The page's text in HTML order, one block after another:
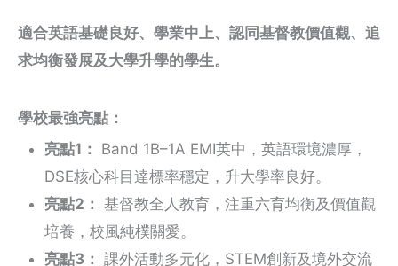
適合英語基礎良好、學業中上、認同基督教價值觀、追
求均衡發展及大學升學的學生。
學校最強亮點：
亮點1：
Band 1B–1A EMI英中，英語環境濃厚，
DSE核心科目達標率穩定，升大學率良好。
亮點2： 基督教全人教育，注重六育均衡及價值觀
培養，校風純樸關愛。
亮點3： 課外活動多元化，STEM創新及境外交流